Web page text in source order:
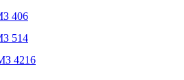
406
514
4216